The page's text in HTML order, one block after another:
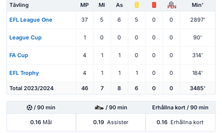
Tävling MP Ml As PEN Min'
EFL League One 37 5 6 5 0 0 2897'
League Cup 1 0 0 0 0 0 90'
FA Cup 4 1 1 0 0 0 314'
EFL Trophy 4 1 1 1 0 0 184'
Total 2023/2024 46 7 8 6 0 0 3485'
/ 90 min / 90 min Erhållna kort / 90 min
0.16 Mål 0.19 Assister 0.16 Erhållna kort